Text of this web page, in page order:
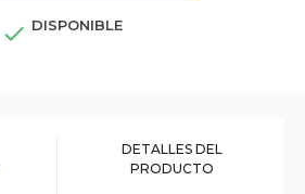
 DISPONIBLE
DETALLES DEL
PRODUCTO